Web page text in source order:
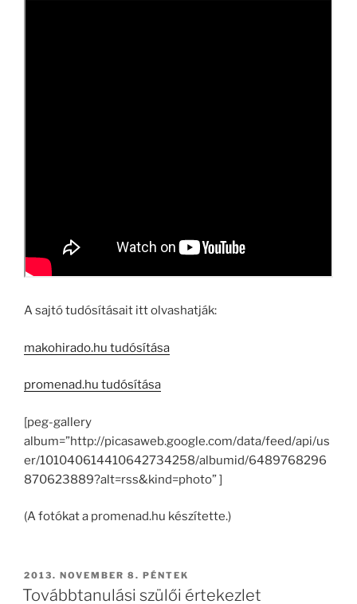
A sajtó tudósításait itt olvashatják:
makohirado.hu tudósítása
promenad.hu tudósítása
[peg-gallery
album=”http://picasaweb.google.com/data/feed/api/us
er/101040614410642734258/albumid/6489768296
870623889?alt=rss&kind=photo” ]
(A fotókat a promenad.hu készítette.)
BEKÜLDVE:
2013. NOVEMBER 8. PÉNTEK
Továbbtanulási szülői értekezlet